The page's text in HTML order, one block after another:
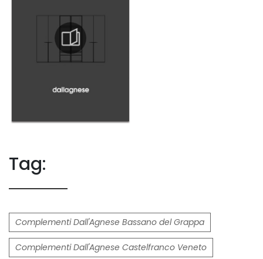
Tag:
Complementi Dall'Agnese Bassano del Grappa
Complementi Dall'Agnese Castelfranco Veneto